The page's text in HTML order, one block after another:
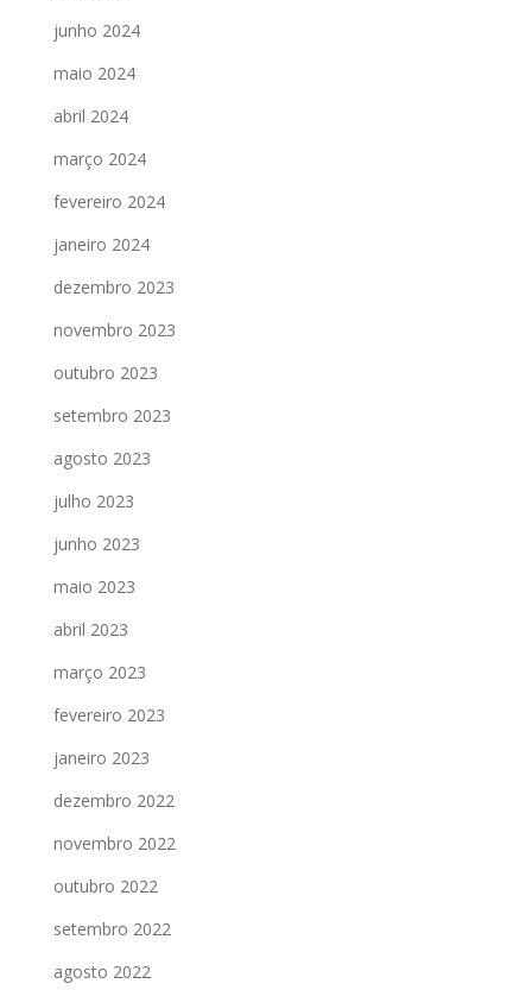
junho 2024
maio 2024
abril 2024
março 2024
fevereiro 2024
janeiro 2024
dezembro 2023
novembro 2023
outubro 2023
setembro 2023
agosto 2023
julho 2023
junho 2023
maio 2023
abril 2023
março 2023
fevereiro 2023
janeiro 2023
dezembro 2022
novembro 2022
outubro 2022
setembro 2022
agosto 2022